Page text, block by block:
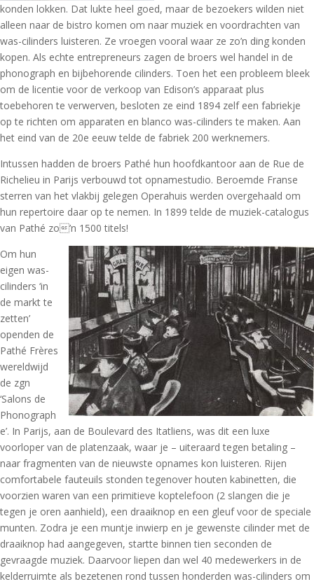
konden lokken. Dat lukte heel goed, maar de bezoekers wilden niet
alleen naar de bistro komen om naar muziek en voordrachten van
was-cilinders luisteren. Ze vroegen vooral waar ze zo’n ding konden
kopen. Als echte entrepreneurs zagen de broers wel handel in de
phonograph en bijbehorende cilinders. Toen het een probleem bleek
om de licentie voor de verkoop van Edison’s apparaat plus
toebehoren te verwerven, besloten ze eind 1894 zelf een fabriekje
op te richten om apparaten en blanco was-cilinders te maken. Aan
het eind van de 20e eeuw telde de fabriek 200 werknemers.
Intussen hadden de broers Pathé hun hoofdkantoor aan de Rue de
Richelieu in Parijs verbouwd tot opnamestudio. Beroemde Franse
sterren van het vlakbij gelegen Operahuis werden overgehaald om
hun repertoire daar op te nemen. In 1899 telde de muziek-catalogus
van Pathé zo’n 1500 titels!
Om hun
eigen was-
cilinders ‘in
de markt te
zetten’
openden de
Pathé Frères
wereldwijd
de zgn
‘Salons de
Phonograph
e’. In Parijs, aan de Boulevard des Itatliens, was dit een luxe
voorloper van de platenzaak, waar je – uiteraard tegen betaling –
naar fragmenten van de nieuwste opnames kon luisteren. Rijen
comfortabele fauteuils stonden tegenover houten kabinetten, die
voorzien waren van een primitieve koptelefoon (2 slangen die je
tegen je oren aanhield), een draaiknop en een gleuf voor de speciale
munten. Zodra je een muntje inwierp en je gewenste cilinder met de
draaiknop had aangegeven, startte binnen tien seconden de
gevraagde muziek. Daarvoor liepen dan wel 40 medewerkers in de
kelderruimte als bezetenen rond tussen honderden was-cilinders om